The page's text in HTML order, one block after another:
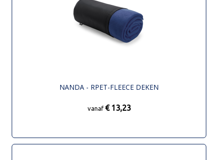
NANDA - RPET-FLEECE DEKEN
vanaf € 13,23